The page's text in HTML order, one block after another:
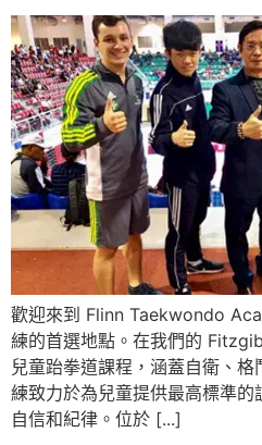
歡迎來到 Flinn Taekwondo
練的首選地點。在我們的
兒童跆拳道課程，涵蓋自衛、
練致力於為兒童提供最高標準的
自信和紀律。位於 [...]